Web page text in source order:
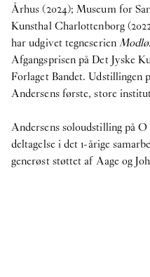
Århus (2024); Museum for
Kunsthal Charlottenborg
har udgivet tegneserien
Afgangsprisen på Det Jyske
Forlaget Bandet. Udstillingen
Andersens første, store
Andersens soloudstilling på
deltagelse i det 1-årige
generøst støttet af Aage og